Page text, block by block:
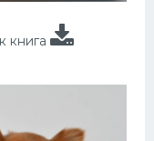
книга